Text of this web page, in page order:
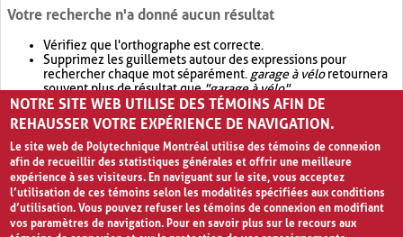
Votre recherche n'a donné aucun résultat
Vérifiez que l'orthographe est correcte.
Supprimez les guillemets autour des expressions pour
rechercher chaque mot séparément. garage à véloretournera
souvent plus de résultat que"garage à vélo".
Envisagez d'élargir votre recherche avec OR.garage OR vélo
retournera souvent plus de résultat quegarage à vélo
NOTRE SITE WEB UTILISE DES TÉMOINS AFIN DE
REHAUSSER VOTRE EXPÉRIENCE DE NAVIGATION.
Le site web de Polytechnique Montréal utilise des témoins de connexion
afin de recueillir des statistiques générales et offrir une meilleure
expérience à ses visiteurs. En naviguant sur le site, vous acceptez
l’utilisation de ces témoins selon les modalités spécifiées aux conditions
d’utilisation. Vous pouvez refuser les témoins de connexion en modifiant
vos paramètres de navigation. Pour en savoir plus sur le recours aux